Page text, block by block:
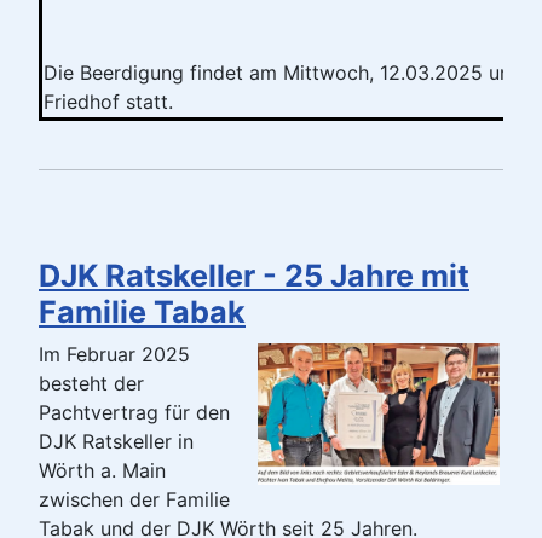
Die Beerdigung findet am Mittwoch, 12.03.2025 um
Friedhof statt.
DJK Ratskeller - 25 Jahre mit
Familie Tabak
Im Februar 2025
besteht der
Pachtvertrag für den
DJK Ratskeller in
Wörth a. Main
zwischen der Familie
Tabak und der DJK Wörth seit 25 Jahren.